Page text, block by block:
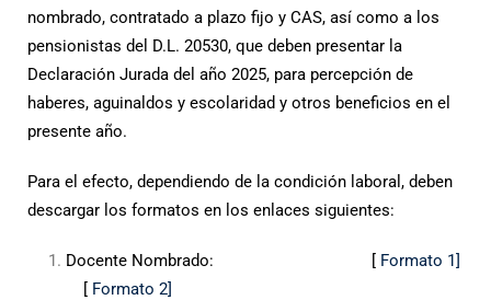
nombrado, contratado a plazo fijo y CAS, así como a los
pensionistas del D.L. 20530, que deben presentar la
Declaración Jurada del año 2025, para percepción de
haberes, aguinaldos y escolaridad y otros beneficios en el
presente año.
Para el efecto, dependiendo de la condición laboral, deben
descargar los formatos en los enlaces siguientes:
Docente Nombrado: [ Formato 1]
[ Formato 2]